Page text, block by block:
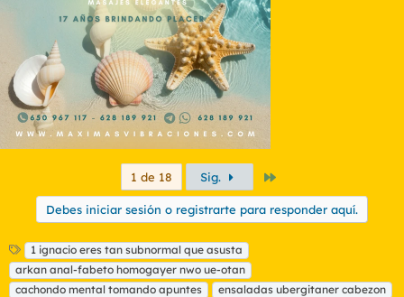
1 de 18 Sig.
Debes iniciar sesión o registrarte para responder aquí.
E
t
i
1 ignacio eres tan subnormal que asusta
arkan anal-fabeto homogayer nwo ue-otan
cachondo mental tomando apuntes
ensaladas ubergitaner cabezon